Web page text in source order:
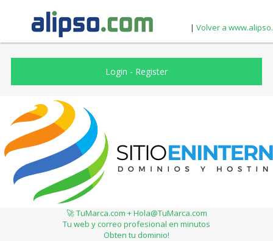
| Volver a
Login - Register
🚀 TuMarca.com + Hola@TuMarca.com
Tu web y correo profesional en minutos
Obten tu dominio!